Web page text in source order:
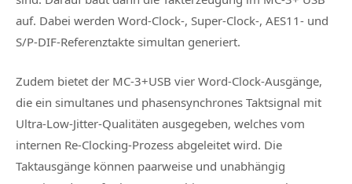
auf. Dabei werden Word-Clock-, Super-Clock-, AES11- und
S/P-DIF-Referenztakte simultan generiert.
Zudem bietet der MC‑3+USB vier Word-Clock-Ausgänge,
die ein simultanes und phasensynchrones Taktsignal mit
Ultra-Low-Jitter-Qualitäten ausgegeben, welches vom
internen Re-Clocking-Prozess abgeleitet wird. Die
Taktausgänge können paarweise und unabhängig